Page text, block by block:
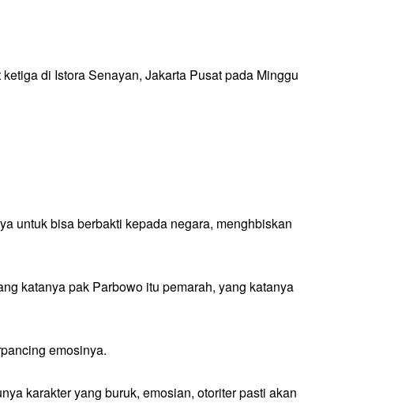
di Istora Senayan, Jakarta Pusat pada Minggu
untuk bisa berbakti kepada negara, menghbiskan
katanya pak Parbowo itu pemarah, yang katanya
emosinya.
karakter yang buruk, emosian, otoriter pasti akan